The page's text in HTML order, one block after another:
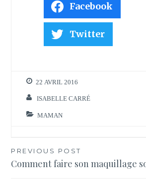
Facebook
Twitter
22 AVRIL 2016
ISABELLE CARRÉ
MAMAN
Navigation
de
PREVIOUS POST
Comment faire son maquillage